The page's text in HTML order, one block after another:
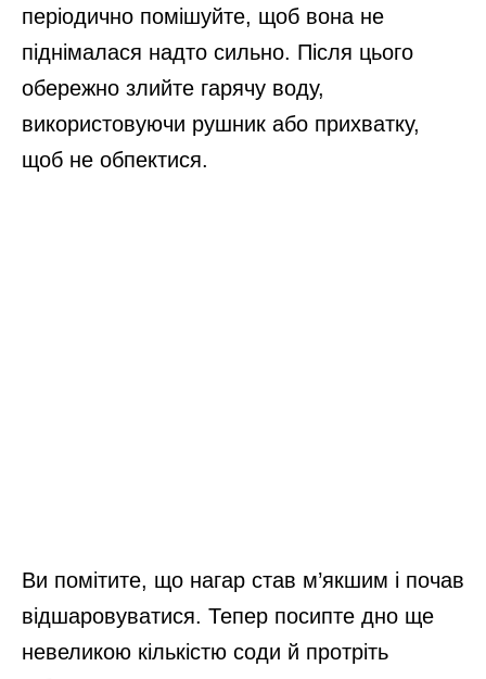
періодично помішуйте, щоб вона не
піднімалася надто сильно. Після цього
обережно злийте гарячу воду,
використовуючи рушник або прихватку,
щоб не обпектися.
Ви помітите, що нагар став м’якшим і почав
відшаровуватися. Тепер посипте дно ще
невеликою кількістю соди й протріть